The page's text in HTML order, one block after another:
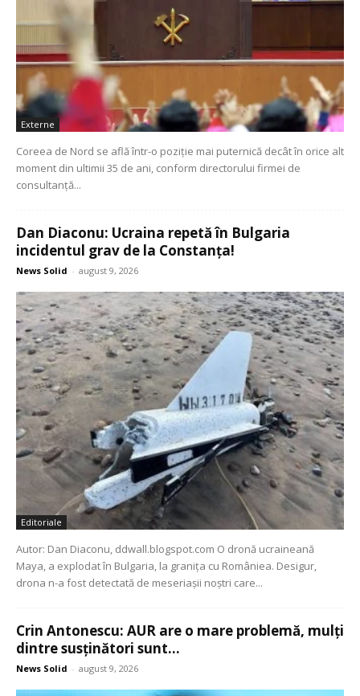
Externe
Coreea de Nord se află într-o poziție mai puternică decât în orice alt
moment din ultimii 35 de ani, conform directorului firmei de
consultanță...
Dan Diaconu: Ucraina repetă în Bulgaria
incidentul grav de la Constanța!
News Solid - august 9, 2026
Editoriale
Autor: Dan Diaconu, ddwall.blogspot.com O dronă ucraineană
Maya, a explodat în Bulgaria, la granița cu Româniea. Desigur,
drona n-a fost detectată de meseriașii noștri care...
Crin Antonescu: AUR are o mare problemă, mulți
dintre susținători sunt...
News Solid - august 9, 2026